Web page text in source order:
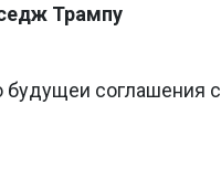
Трампу
будущеи соглашения с